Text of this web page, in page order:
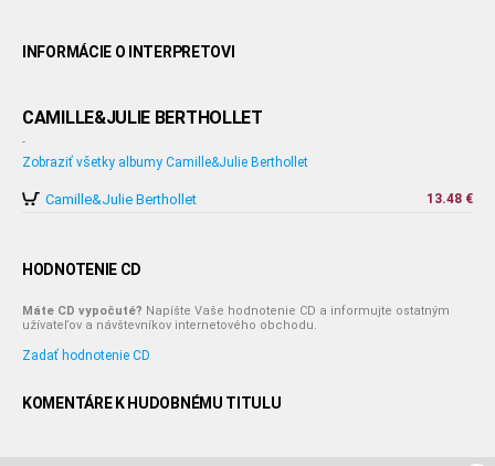
INFORMÁCIE O INTERPRETOVI
CAMILLE&JULIE BERTHOLLET
-
Zobraziť všetky albumy Camille&Julie Berthollet
Camille&Julie Berthollet 13.48 €
HODNOTENIE CD
Máte CD vypočuté? Napíšte Vaše hodnotenie CD a informujte ostatným
užívateľov a návštevníkov internetového obchodu.
Zadať hodnotenie CD
KOMENTÁRE K HUDOBNÉMU TITULU